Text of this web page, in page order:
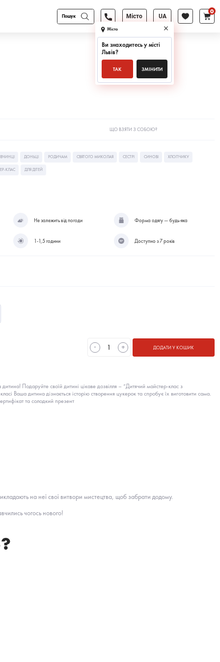
Products
search
Місто
Місто
Ви знаходитесь у місті
Львів?
ТАК ЗМІНИТИ
UA
0
ЩО ВЗЯТИ З СОБОЮ?
ДОНЬЦІ РОДИЧАМ СВЯТОГО МИКОЛАЯ СЕСТРІ СИНОВІ ХЛОПЧИКУ
КЛАС ДЛЯ ДІТЕЙ
Не залежить від погоди Форма одягу — будь-яка
1-1,5 години Доступно з 7 років
- + ДОДАТИ У КОШИК
Подаруйте своїй дитині цікаве дозвілля – “Дитячий майстер-клас з
Ваша дитина дізнається історію створення цукерок та спробує їх виготовити сама.
та солодкий презент
на неї свої витвори мистецтва, щоб забрати додому.
чогось нового!